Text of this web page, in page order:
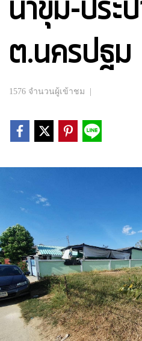
นาขุม-ประ
ต.นครปฐม
1576 จำนวนผู้เข้าชม